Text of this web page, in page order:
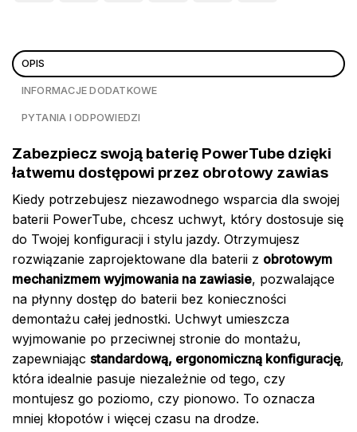
OPIS
INFORMACJE DODATKOWE
PYTANIA I ODPOWIEDZI
Zabezpiecz swoją baterię PowerTube dzięki
łatwemu dostępowi przez obrotowy zawias
Kiedy potrzebujesz niezawodnego wsparcia dla swojej
baterii PowerTube, chcesz uchwyt, który dostosuje się
do Twojej konfiguracji i stylu jazdy. Otrzymujesz
rozwiązanie zaprojektowane dla baterii z obrotowym
mechanizmem wyjmowania na zawiasie, pozwalające
na płynny dostęp do baterii bez konieczności
demontażu całej jednostki. Uchwyt umieszcza
wyjmowanie po przeciwnej stronie do montażu,
zapewniając standardową, ergonomiczną konfigurację,
która idealnie pasuje niezależnie od tego, czy
montujesz go poziomo, czy pionowo. To oznacza
mniej kłopotów i więcej czasu na drodze.